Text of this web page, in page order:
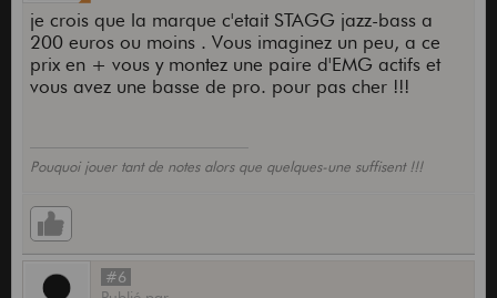
je crois que la marque c'etait STAGG jazz-bass a
200 euros ou moins . Vous imaginez un peu, a ce
prix en + vous y montez une paire d'EMG actifs et
vous avez une basse de pro. pour pas cher !!!
Pouquoi jouer tant de notes alors que quelques-une suffisent !!!
#6